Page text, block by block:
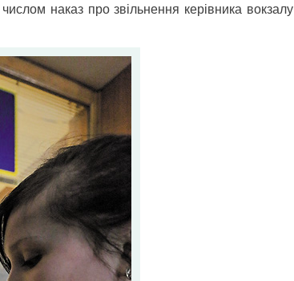
наказ про звільнення керівника вокзалу